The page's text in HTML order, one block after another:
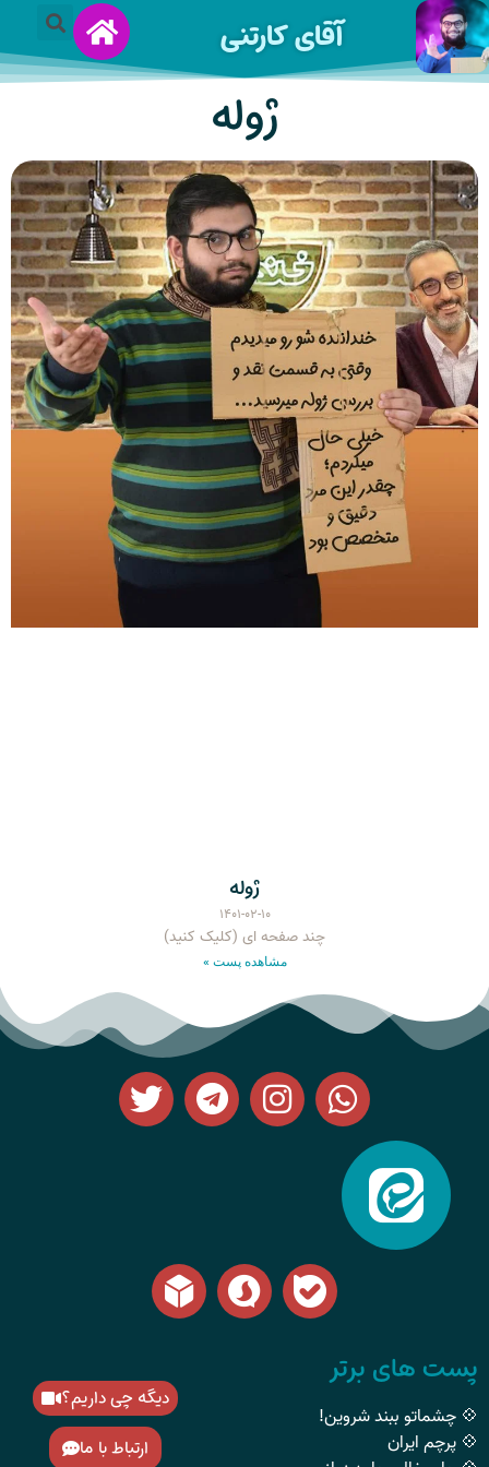
آقای کارتنی
ژوله
ژوله
۱۴۰۱-۰۲-۱۰
چند صفحه ای (کلیک کنید)
مشاهده پست »
پست های برتر
💠 چشماتو ببند شروین!
💠 پرچم ایران
دیگه چی داریم؟
ارتباط با ما